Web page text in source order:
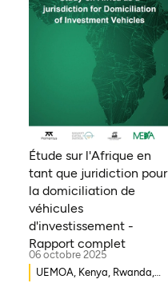
Étude sur l'Afrique en
tant que juridiction pour
la domiciliation de
véhicules
d'investissement -
Rapport complet
06 octobre 2025
UEMOA, Kenya, Rwanda,